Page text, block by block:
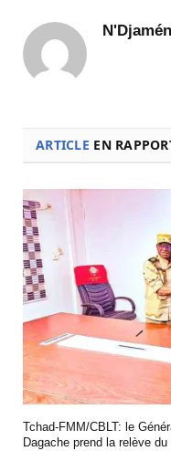
ARTICLE EN
Tchad-FMM/CBLT: le
Dagache prend la relève